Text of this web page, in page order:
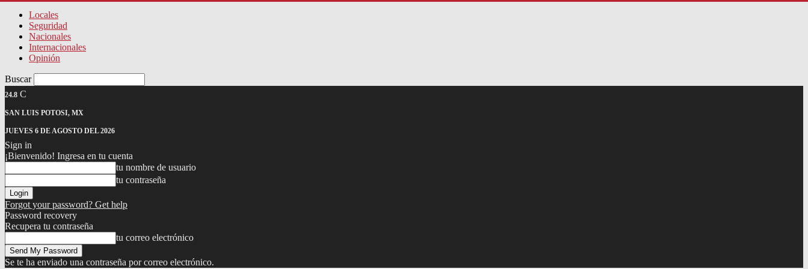
Locales
Seguridad
Nacionales
Internacionales
Opinión
Buscar
24.8 C
SAN LUIS POTOSI, MX
JUEVES 6 DE AGOSTO DEL 2026
Sign in
¡Bienvenido! Ingresa en tu cuenta
tu nombre de usuario
tu contraseña
Forgot your password? Get help
Password recovery
Recupera tu contraseña
tu correo electrónico
Se te ha enviado una contraseña por correo electrónico.